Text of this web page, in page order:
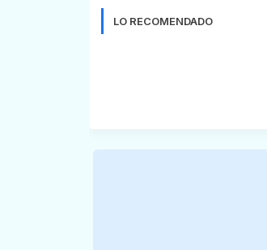
LO RECOMENDADO